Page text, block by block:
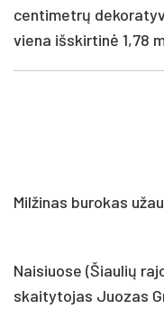
centimetrų
viena išskirtinė 1,78
Milžinas burokas
Naisiuose (Šiaulių
skaitytojas Juozas